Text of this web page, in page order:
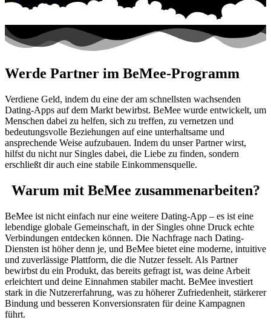
Werde Partner im BeMee-Programm
Verdiene Geld, indem du eine der am schnellsten wachsenden
Dating-Apps auf dem Markt bewirbst. BeMee wurde entwickelt, um
Menschen dabei zu helfen, sich zu treffen, zu vernetzen und
bedeutungsvolle Beziehungen auf eine unterhaltsame und
ansprechende Weise aufzubauen. Indem du unser Partner wirst,
hilfst du nicht nur Singles dabei, die Liebe zu finden, sondern
erschließt dir auch eine stabile Einkommensquelle.
Warum mit BeMee zusammenarbeiten?
BeMee ist nicht einfach nur eine weitere Dating-App – es ist eine
lebendige globale Gemeinschaft, in der Singles ohne Druck echte
Verbindungen entdecken können. Die Nachfrage nach Dating-
Diensten ist höher denn je, und BeMee bietet eine moderne, intuitive
und zuverlässige Plattform, die die Nutzer fesselt. Als Partner
bewirbst du ein Produkt, das bereits gefragt ist, was deine Arbeit
erleichtert und deine Einnahmen stabiler macht. BeMee investiert
stark in die Nutzererfahrung, was zu höherer Zufriedenheit, stärkerer
Bindung und besseren Konversionsraten für deine Kampagnen
führt.